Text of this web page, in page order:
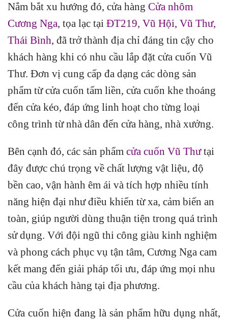
Nắm bắt xu hướng đó, cửa hàng Cửa nhôm
Cương Nga, tọa lạc tại ĐT219, Vũ Hội, Vũ Thư,
Thái Bình, đã trở thành địa chỉ đáng tin cậy cho
khách hàng khi có nhu cầu lắp đặt cửa cuốn Vũ
Thư. Đơn vị cung cấp đa dạng các dòng sản
phẩm từ cửa cuốn tấm liền, cửa cuốn khe thoáng
đến cửa kéo, đáp ứng linh hoạt cho từng loại
công trình từ nhà dân đến cửa hàng, nhà xưởng.
Bên cạnh đó, các sản phẩm cửa cuốn Vũ Thưtại
đây được chú trọng về chất lượng vật liệu, độ
bền cao, vận hành êm ái và tích hợp nhiều tính
năng hiện đại như điều khiển từ xa, cảm biến an
toàn, giúp người dùng thuận tiện trong quá trình
sử dụng. Với đội ngũ thi công giàu kinh nghiệm
và phong cách phục vụ tận tâm, Cương Nga cam
kết mang đến giải pháp tối ưu, đáp ứng mọi nhu
cầu của khách hàng tại địa phương.
Cửa cuốn hiện đang là sản phẩm hữu dụng nhất,